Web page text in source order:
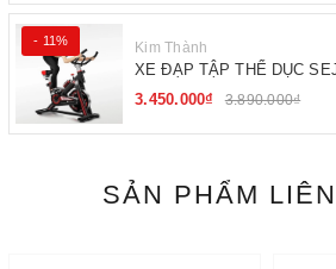
- 11% Kim Thành
XE ĐẠP TẬP THỂ DỤC
3.450.000₫
3.890.000₫
SẢN PHẨM